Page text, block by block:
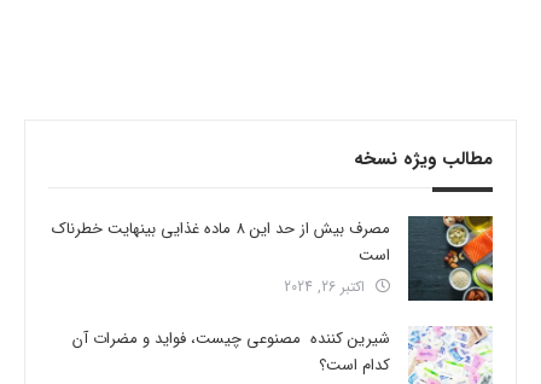
مطالب ویژه نسخه
مصرف بیش از حد این 8 ماده غذایی بینهایت خطرناک
است
اکتبر 26, 2024
شیرین کننده مصنوعی چیست، فواید و مضرات آن
کدام است؟